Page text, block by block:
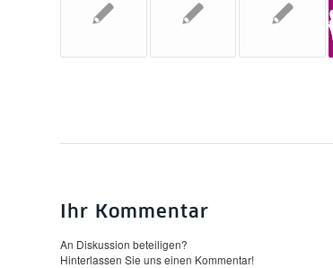
Ihr Kommentar
An Diskussion beteiligen?
Hinterlassen Sie uns einen Kommentar!